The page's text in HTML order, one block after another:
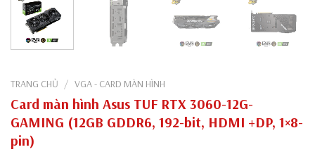
TRANG CHỦ / VGA - CARD MÀN HÌNH
Card màn hình Asus TUF RTX 3060-12G-
GAMING (12GB GDDR6, 192-bit, HDMI +DP, 1×8-
pin)